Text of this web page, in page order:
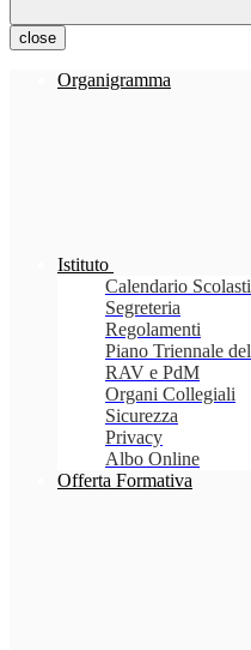
close
Organigramma
Istituto
Calendario
Segreteria
Regolamenti
Piano Triennale
RAV e PdM
Organi Collegiali
Sicurezza
Privacy
Albo Online
Offerta Formativa